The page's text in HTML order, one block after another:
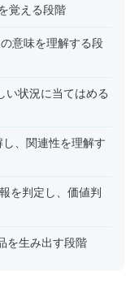
覚える段階
意味を理解する段
い状況に当てはめる
し、関連性を理解す
を判定し、価値判
を生み出す段階